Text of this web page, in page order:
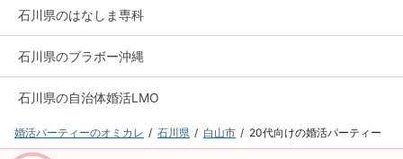
石川県のはなしま専科
石川県のブラボー沖縄
石川県の自治体婚活LMO
婚活パーティーのオミカレ 石川県 白山市 20代向けの婚活パーティー